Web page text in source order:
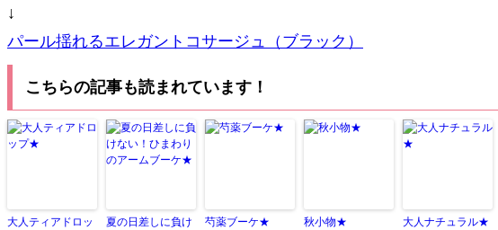
↓
パール揺れるエレガントコサージュ（ブラック）
こちらの記事も読まれています！
大人ティアドロッ
夏の日差しに負け
芍薬ブーケ★ 秋小物★ 大人ナチュラル★